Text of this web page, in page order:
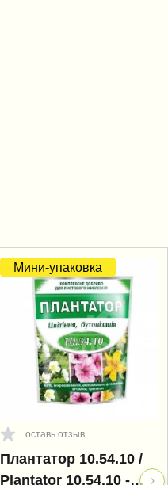
Мини-упаковка
оставь отзыв
Плантатор 10.54.10 /
Plantator 10.54.10 -